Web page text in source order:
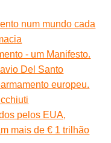
num mundo cada
- um Manifesto.
Del Santo
europeu.
pelos EUA,
mais de € 1 trilhão